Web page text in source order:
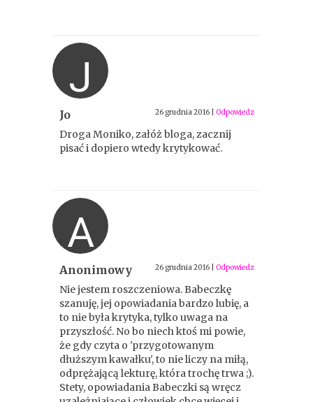
J
Jo 26 grudnia 2016 Odpowiedz
Droga Moniko, załóż bloga, zacznij
pisać i dopiero wtedy krytykować.
A
Anonimowy 26 grudnia 2016 Odpowiedz
Nie jestem roszczeniowa. Babeczkę
szanuję, jej opowiadania bardzo lubię, a
to nie była krytyka, tylko uwaga na
przyszłość. No bo niech ktoś mi powie,
że gdy czyta o 'przygotowanym
dłuższym kawałku', to nie liczy na miłą,
odprężającą lekturę, która trochę trwa ;).
Stety, opowiadania Babeczki są wręcz